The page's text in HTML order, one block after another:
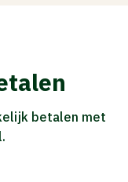
betalen met